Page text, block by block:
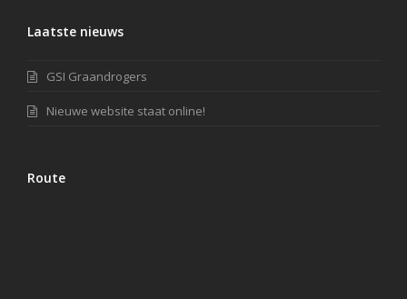
Laatste nieuws
GSI Graandrogers
Nieuwe website staat online!
Route